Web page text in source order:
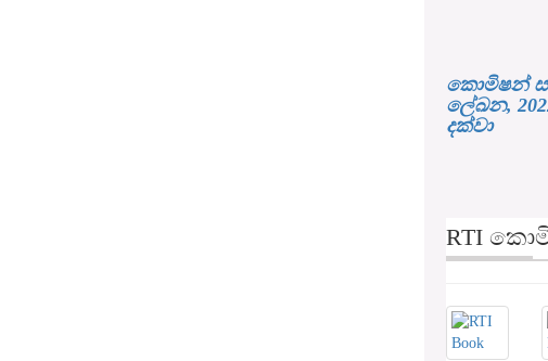
කොමිෂන්
ලේඛන,
දක්වා
RTI